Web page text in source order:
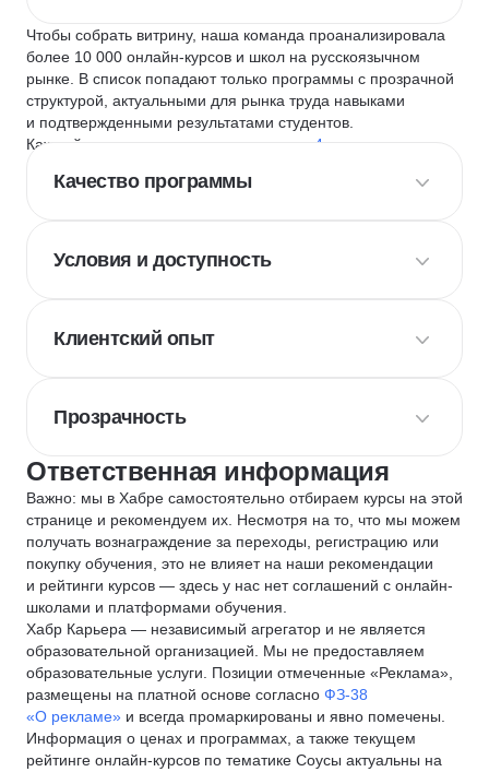
Чтобы собрать витрину, наша команда проанализировала
более 10 000 онлайн-курсов и школ на русскоязычном
рынке. В список попадают только программы с прозрачной
структурой, актуальными для рынка труда навыками
и подтвержденными результатами студентов.
Каждый курс и школу мы оцениваем по
4 критериям
Качество программы
Условия и доступность
Клиентский опыт
Прозрачность
Ответственная информация
Важно: мы в Хабре самостоятельно отбираем курсы на этой
странице и рекомендуем их. Несмотря на то, что мы можем
получать вознаграждение за переходы, регистрацию или
покупку обучения, это не влияет на наши рекомендации
и рейтинги курсов — здесь у нас нет соглашений с онлайн-
школами и платформами обучения.
Хабр Карьера — независимый агрегатор и не является
образовательной организацией. Мы не предоставляем
образовательные услуги. Позиции отмеченные «Реклама»,
размещены на платной основе согласно ФЗ-38
«О рекламе» и всегда промаркированы и явно помечены.
Информация о ценах и программах, а также текущем
рейтинге онлайн-курсов по тематике Соусы актуальны на